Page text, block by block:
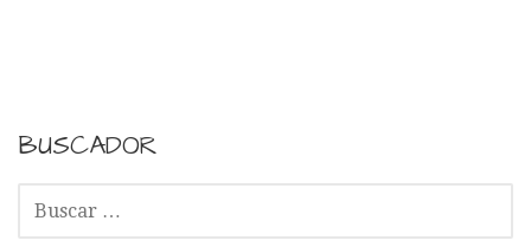
BUSCADOR